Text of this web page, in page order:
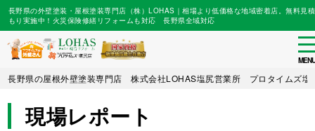
Skip
main
content
長野県の外壁塗装・屋根塗装専門店（株）LOHAS｜相場より低価格な地域密着店。無料見積
もり実施中！火災保険修繕リフォームも対応 長野県全域対応
長野県の屋根外壁塗装専門店 株式会社LOHAS塩尻営業所 プロタイムズ塩
現場レポート